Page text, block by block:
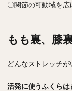
〇関節の可動域を
もも裏、膝
どんなストレッチが
活発に使うふくら